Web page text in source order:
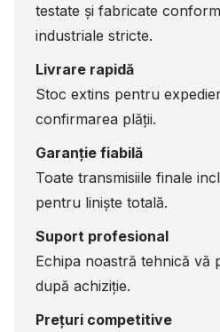
testate și fabricate
industriale stricte.
Livrare rapidă
Stoc extins pentru
confirmarea plății.
Garanție fiabilă
Toate transmisiile finale
pentru liniște totală.
Suport profesional
Echipa noastră tehnică vă
după achiziție.
Prețuri competitive